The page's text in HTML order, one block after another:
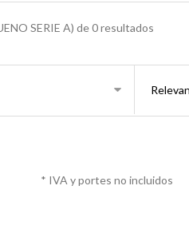
SERIE A) de 0 resultados
* IVA y portes no incluidos